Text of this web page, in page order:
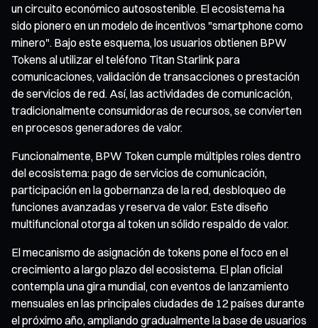
un circuito económico autosostenible. El ecosistema ha
sido pionero en un modelo de incentivos "smartphone como
minero". Bajo este esquema, los usuarios obtienen BPW
Tokens al utilizar el teléfono Titan Starlink para
comunicaciones, validación de transacciones o prestación
de servicios de red. Así, las actividades de comunicación,
tradicionalmente consumidoras de recursos, se convierten
en procesos generadores de valor.
Funcionalmente, BPW Token cumple múltiples roles dentro
del ecosistema: pago de servicios de comunicación,
participación en la gobernanza de la red, desbloqueo de
funciones avanzadas y reserva de valor. Este diseño
multifuncional otorga al token un sólido respaldo de valor.
El mecanismo de asignación de tokens pone el foco en el
crecimiento a largo plazo del ecosistema. El plan oficial
contempla una gira mundial, con eventos de lanzamiento
mensuales en las principales ciudades de 12 países durante
el próximo año, ampliando gradualmente la base de usuarios